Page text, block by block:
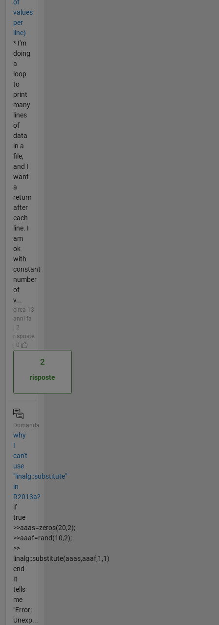
of
values
per
line)
* I'm
doing
a
loop
to
print
many
lines
of
data
in a
file,
and I
want
a
return
after
each
line. I
am
ok
with
constant
number
of
v...
circa 13
anni fa
| 2
risposte
| 0
2
risposte
Domanda
why
I
can't
use
"linalg::substitute"
in
R2013a?
if
true
>>aaas=zeros(20,2);
>>aaaf=rand(10,2);
>>
linalg::substitute(aaas,aaaf,1,1)
end
It
tells
me
"Error:
Unexp...